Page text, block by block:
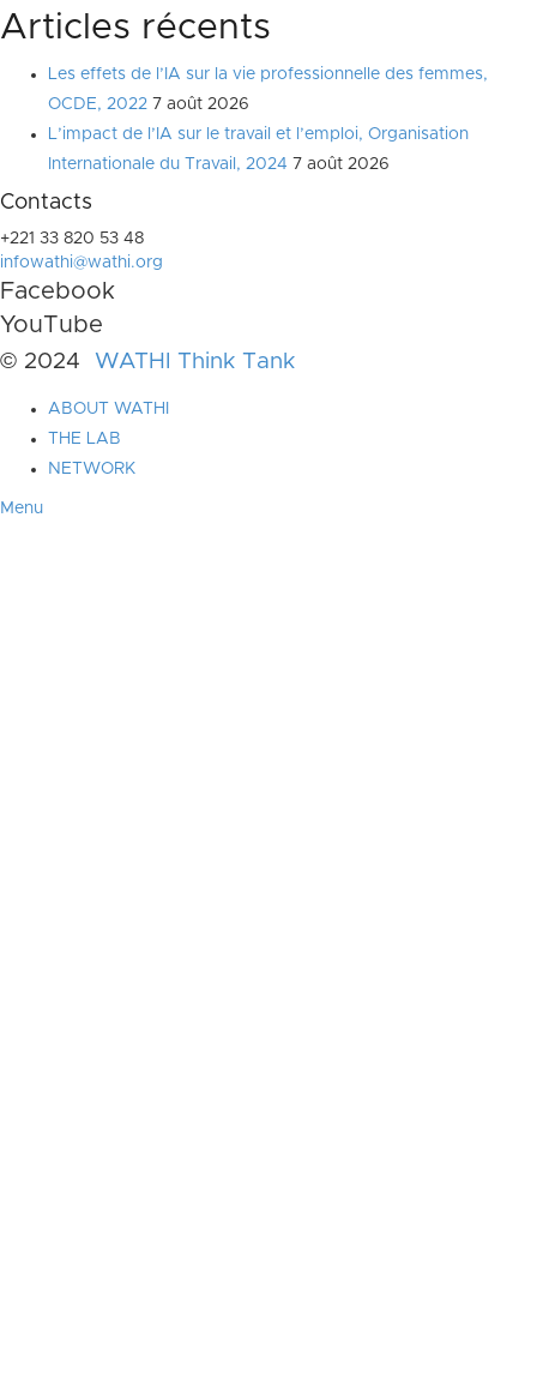
Articles récents
Les effets de l’IA sur la vie professionnelle des femmes,
OCDE, 2022 7 août 2026
L’impact de l’IA sur le travail et l’emploi, Organisation
Internationale du Travail, 2024 7 août 2026
Contacts
+221 33 820 53 48
infowathi@wathi.org
Facebook
YouTube
© 2024 WATHI Think Tank
ABOUT WATHI
THE LAB
NETWORK
Menu